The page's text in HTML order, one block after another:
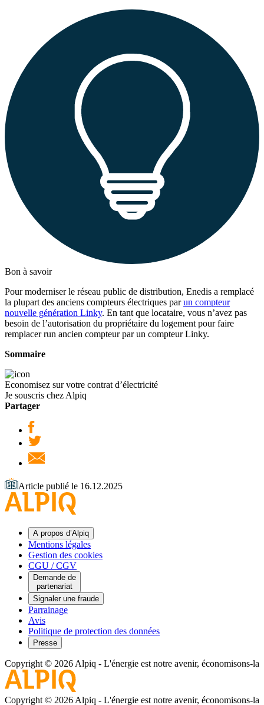
Bon à savoir
Pour moderniser le réseau public de distribution, Enedis a remplacé
la plupart des anciens compteurs électriques parun compteur
nouvelle génération Linky. En tant que locataire, vous n’avez pas
besoin de l’autorisation du propriétaire du logement pour faire
remplacer run ancien compteur par un compteur Linky.
Sommaire
Economisez sur votre contrat d’électricité
Je souscris chez Alpiq
Partager
Article publié le 16.12.2025
A propos d’Alpiq
Mentions légales
Gestion des cookies
CGU / CGV
Demande de
partenariat
Signaler une fraude
Parrainage
Avis
Politique de protection des données
Presse
Copyright © 2026 Alpiq - L'énergie est notre avenir, économisons-la
Copyright © 2026 Alpiq - L'énergie est notre avenir, économisons-la